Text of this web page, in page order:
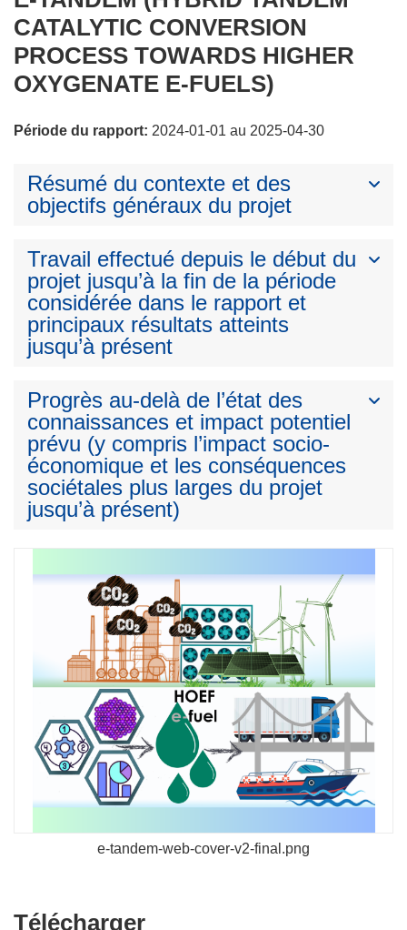
CATALYTIC CONVERSION
PROCESS TOWARDS HIGHER
OXYGENATE E-FUELS)
Période du rapport: 2024-01-01 au 2025-04-30
Résumé du contexte et des
objectifs généraux du projet
Travail effectué depuis le début du
projet jusqu’à la fin de la période
considérée dans le rapport et
principaux résultats atteints
jusqu’à présent
Progrès au-delà de l’état des
connaissances et impact potentiel
prévu (y compris l’impact socio-
économique et les conséquences
sociétales plus larges du projet
jusqu’à présent)
e-tandem-web-cover-v2-final.png
TéléchargerTélécharger